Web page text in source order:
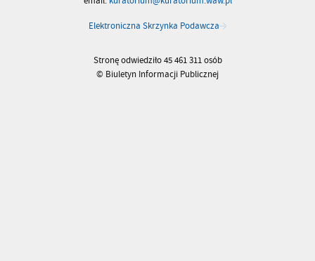
Elektroniczna Skrzynka Podawcza
Stronę odwiedziło 45 461 311 osób
© Biuletyn Informacji Publicznej